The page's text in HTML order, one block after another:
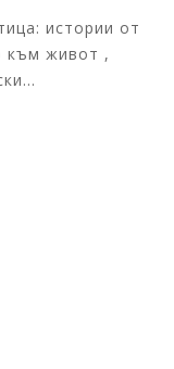
български
участници